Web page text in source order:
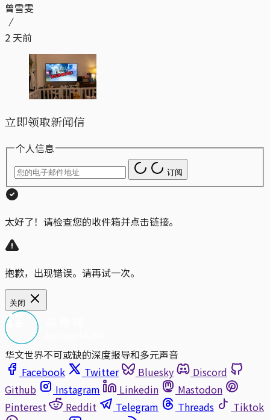
曾雪雯
2 天前
立即领取新闻信
个人信息
订阅
太好了！请检查您的收件箱并点击链接。
抱歉，出现错误。请再试一次。
关闭
华文世界不可或缺的深度报导和多元声音
Facebook
Twitter Bluesky
Discord
Github
Instagram Linkedin
Mastodon
Pinterest
Reddit Telegram Threads
Tiktok